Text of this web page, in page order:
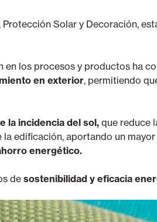
Solar y Decoración,
en los procesos y productos ha
en exterior, permitiendo
la incidencia del sol, que reduce
edificación, aportando un
energético.
desostenibilidad y eficacia